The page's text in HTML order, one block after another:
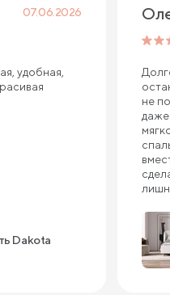
07.06.2026
удобная,
Dakota
не
даже